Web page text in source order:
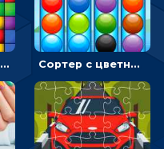
Искать одинаковые блоки и убирать их - головоломка на внимание Сортер с цветными шариками: размещать в колбах по цвету